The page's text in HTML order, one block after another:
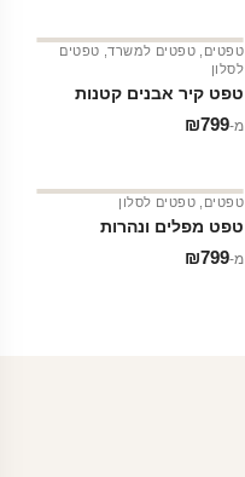
טפטים טפטים למשרד, טפטים
לסלון
טפט קיר אבנים קטנות
מ‑ ₪799
טפטים טפטים לסלון
טפט מפלים ונהרות
מ‑ ₪799